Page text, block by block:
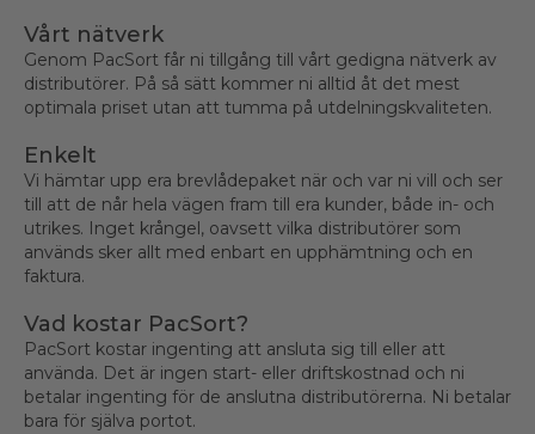
Vårt nätverk
Genom PacSort får ni tillgång till vårt gedigna nätverk av
distributörer. På så sätt kommer ni alltid åt det mest
optimala priset utan att tumma på utdelningskvaliteten.
Enkelt
Vi hämtar upp era brevlådepaket när och var ni vill och ser
till att de når hela vägen fram till era kunder, både in- och
utrikes. Inget krångel, oavsett vilka distributörer som
används sker allt med enbart en upphämtning och en
faktura.
Vad kostar PacSort?
PacSort kostar ingenting att ansluta sig till eller att
använda. Det är ingen start- eller driftskostnad och ni
betalar ingenting för de anslutna distributörerna. Ni betalar
bara för själva portot.